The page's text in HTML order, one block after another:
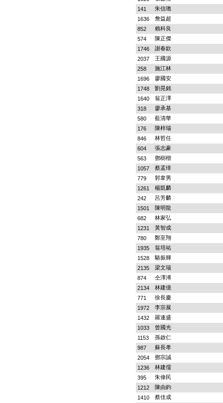
141
朱信璁
1636
詹益超
852
賴科良
574
陳正傑
1746
謝春欽
2037
王國源
258
施江林
1696
廖國安
1748
劉晃銘
1640
翁正澤
318
廖承基
580
藍清華
176
陳梓瑞
846
林哲任
604
張志豪
563
鄧樹楷
1057
蔡孟璋
779
郭韋男
1261
楊凱麟
242
呂芳麟
1501
陳明龍
682
林家弘
1231
黃智成
780
鄭至翔
1935
翁培祐
1528
駱振輝
2135
梁文瑞
874
仝澤溥
2134
林建億
771
徐長慶
1972
李宗展
1432
羅連盛
1033
曾國光
1153
孫啟仁
987
蘇長孝
2054
鄧宗誠
1236
林建儒
395
朱偉民
1212
陳由鈞
1410
蔡佳成